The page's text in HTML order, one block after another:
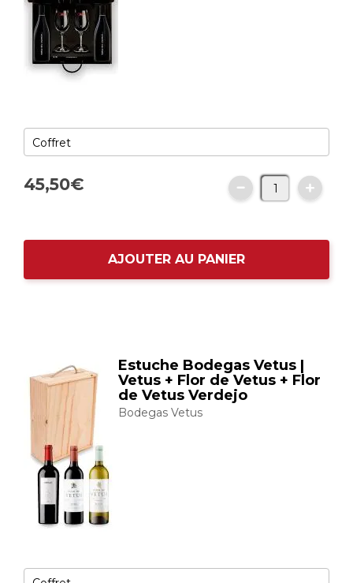
45,50€
AJOUTER AU PANIER
Estuche Bodegas Vetus |
Vetus + Flor de Vetus + Flor
de Vetus Verdejo
Bodegas Vetus